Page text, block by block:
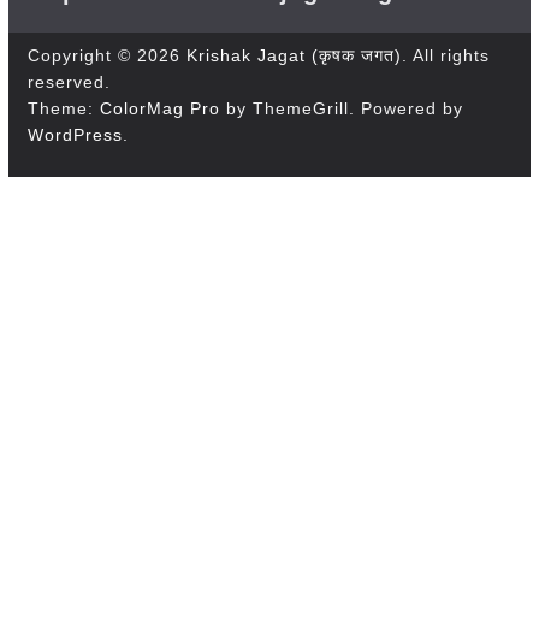
Copyright © 2026 Krishak Jagat (कृषक जगत)
. All rights
reserved.
Theme: ColorMag Pro by ThemeGrill. Powered by
WordPress